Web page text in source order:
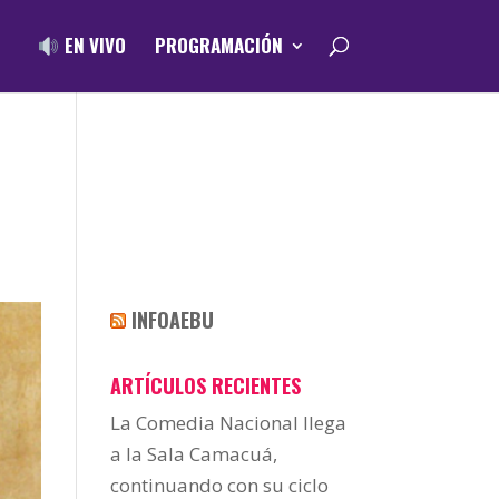
EN VIVO PROGRAMACIÓN
INFOAEBU
ARTÍCULOS RECIENTES
La Comedia Nacional llega
a la Sala Camacuá,
continuando con su ciclo